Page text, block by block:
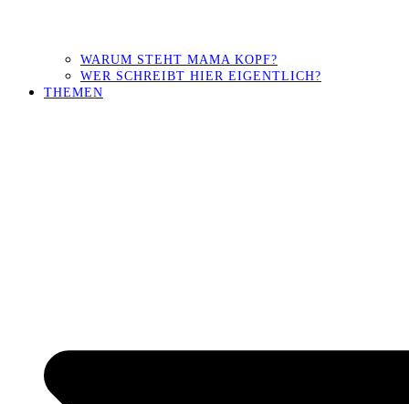
WARUM STEHT MAMA KOPF?
WER SCHREIBT HIER EIGENTLICH?
THEMEN